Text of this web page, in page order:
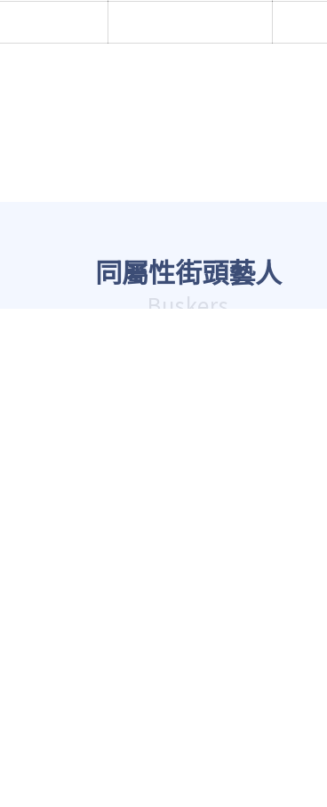
同屬性街頭藝人
Buskers